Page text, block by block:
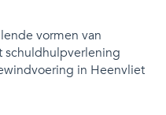
vormen van
schuldhulpverlening
in Heenvliet